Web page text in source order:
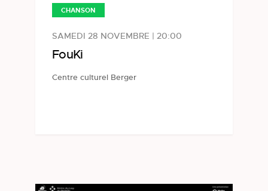
CHANSON
SAMEDI 28 NOVEMBRE | 20:00
FouKi
Centre culturel Berger